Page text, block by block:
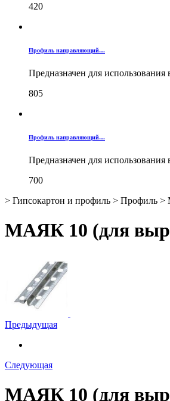
420
Профиль направляющий…
Предназначен для использования
805
Профиль направляющий…
Предназначен для использования
700
> Гипсокартон и профиль > Профиль >
МАЯК 10 (для
Предыдущая
Следующая
МАЯК 10 (для